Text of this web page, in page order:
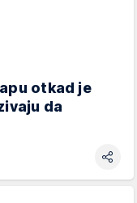
otkad je
da